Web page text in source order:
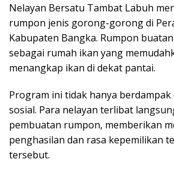
Nelayan Bersatu Tambat Labuh
rumpon jenis gorong-gorong di
Kabupaten Bangka. Rumpon
sebagai rumah ikan yang
menangkap ikan di dekat pantai.
Program ini tidak hanya
sosial. Para nelayan terlibat
pembuatan rumpon, memberikan
penghasilan dan rasa kepemilikan
tersebut.